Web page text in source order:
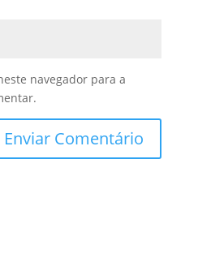
navegador para a